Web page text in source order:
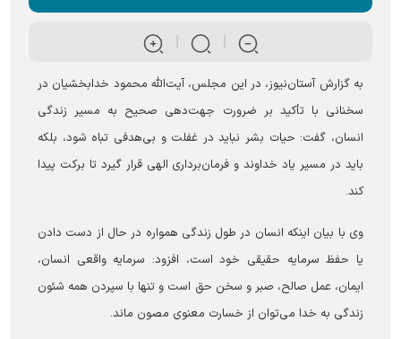
به گزارش آستان‌نیوز، در این مجلس، آیت‌الله محمود خدابخشیان در
سخنانی با تأکید بر ضرورت جهت‌دهی صحیح به مسیر زندگی
انسان، گفت: حیات بشر نباید در غفلت و بی‌هدفی تباه شود، بلکه
باید در مسیر یاد خداوند و فرمان‌برداری الهی قرار گیرد تا برکت پیدا
کند.
وی با بیان اینکه انسان در طول زندگی همواره در حال از دست دادن
یا حفظ سرمایه حقیقی خود است، افزود: سرمایه واقعی انسان،
ایمان، عمل صالح، صبر و سخن حق است و تنها با سپردن همه شئون
زندگی به خدا می‌توان از خسارت معنوی مصون ماند.